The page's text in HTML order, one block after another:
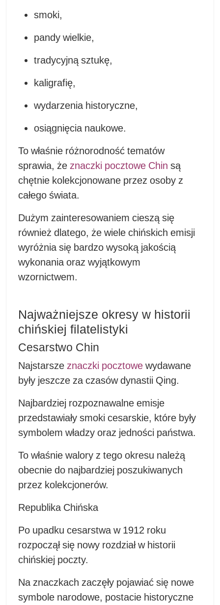
smoki,
pandy wielkie,
tradycyjną sztukę,
kaligrafię,
wydarzenia historyczne,
osiągnięcia naukowe.
To właśnie różnorodność tematów
sprawia, że znaczki pocztowe Chin są
chętnie kolekcjonowane przez osoby z
całego świata.
Dużym zainteresowaniem cieszą się
również dlatego, że wiele chińskich emisji
wyróżnia się bardzo wysoką jakością
wykonania oraz wyjątkowym
wzornictwem.
Najważniejsze okresy w historii
chińskiej filatelistyki
Cesarstwo Chin
Najstarsze znaczki pocztowe wydawane
były jeszcze za czasów dynastii Qing.
Najbardziej rozpoznawalne emisje
przedstawiały smoki cesarskie, które były
symbolem władzy oraz jedności państwa.
To właśnie walory z tego okresu należą
obecnie do najbardziej poszukiwanych
przez kolekcjonerów.
Republika Chińska
Po upadku cesarstwa w 1912 roku
rozpoczął się nowy rozdział w historii
chińskiej poczty.
Na znaczkach zaczęły pojawiać się nowe
symbole narodowe, postacie historyczne